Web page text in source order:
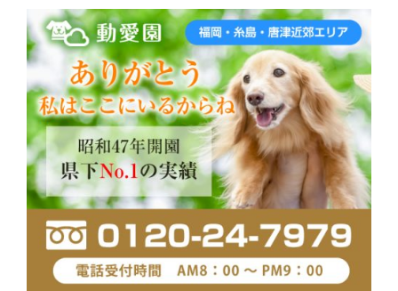
ジ
送
り